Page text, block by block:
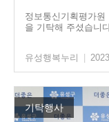
정보통신기획평가
을 기탁해 주셨습니
유성행복누리 |
기탁행사